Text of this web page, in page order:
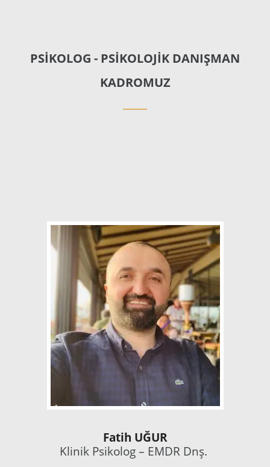
PSİKOLOG - PSİKOLOJİK DANIŞMAN
KADROMUZ
Fatih UĞUR
Klinik Psikolog – EMDR Dnş.